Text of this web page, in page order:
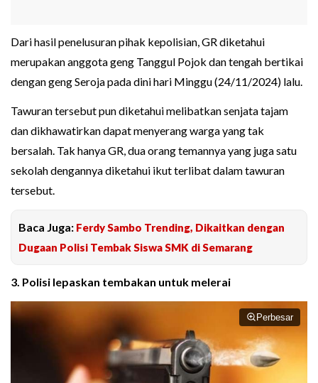
Dari hasil penelusuran pihak kepolisian, GR diketahui
merupakan anggota geng Tanggul Pojok dan tengah bertikai
dengan geng Seroja pada dini hari Minggu (24/11/2024) lalu.
Tawuran tersebut pun diketahui melibatkan senjata tajam
dan dikhawatirkan dapat menyerang warga yang tak
bersalah. Tak hanya GR, dua orang temannya yang juga satu
sekolah dengannya diketahui ikut terlibat dalam tawuran
tersebut.
Baca Juga: Ferdy Sambo Trending, Dikaitkan dengan
Dugaan Polisi Tembak Siswa SMK di Semarang
3. Polisi lepaskan tembakan untuk melerai
Perbesar